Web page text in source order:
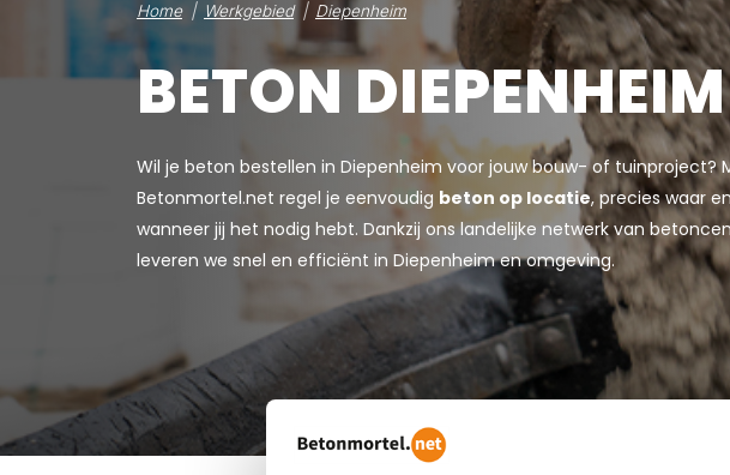
Home Werkgebied Diepenheim
BETON DIEPENHEIM
Wil je beton bestellen in Diepenheim voor jouw bouw- of tuinproject?
Betonmortel.net regel je eenvoudig beton op locatie, precies waar en
wanneer jij het nodig hebt. Dankzij ons landelijke netwerk van
leveren we snel en efficiënt in Diepenheim en omgeving.